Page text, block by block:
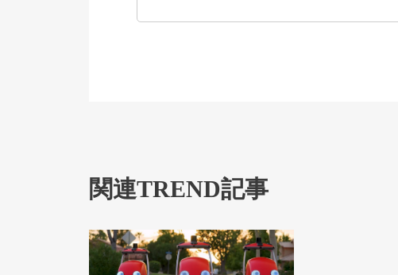
関連TREND記事